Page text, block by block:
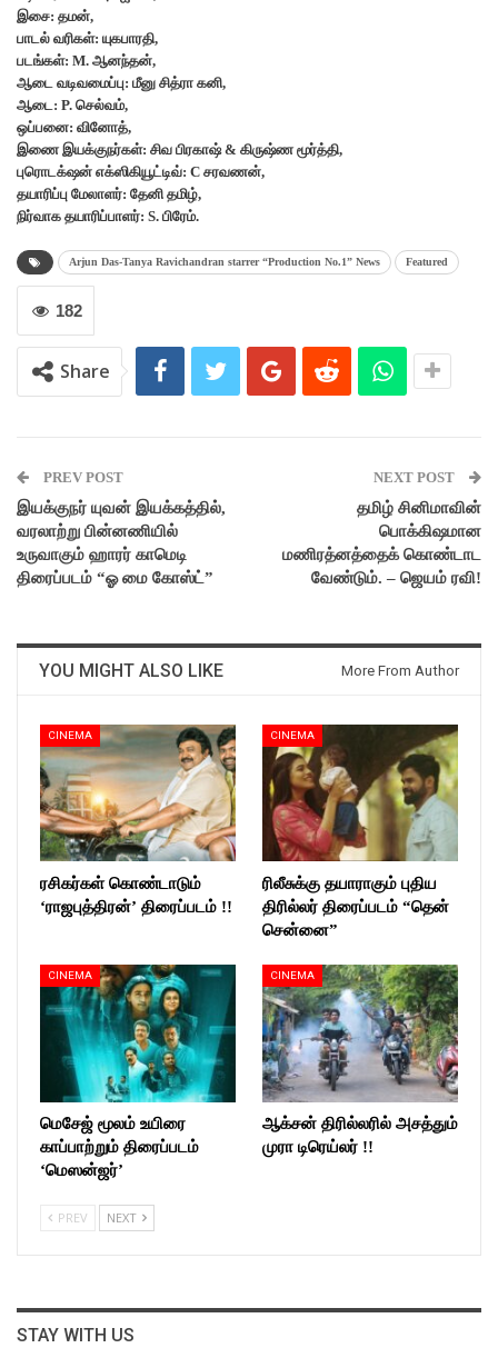
இசை: தமன்,
பாடல் வரிகள்: யுகபாரதி,
படங்கள்: M. ஆனந்தன்,
ஆடை வடிவமைப்பு: மீனு சித்ரா கனி,
ஆடை: P. செல்வம்,
ஒப்பனை: வினோத்,
இணை இயக்குநர்கள்: சிவ பிரகாஷ் & கிருஷ்ண மூர்த்தி,
புரொடக்‌ஷன் எக்ஸிகியூட்டிவ்: C சரவணன்,
தயாரிப்பு மேலாளர்: தேனி தமிழ்,
நிர்வாக தயாரிப்பாளர்: S. பிரேம்.
Arjun Das-Tanya Ravichandran starrer “Production No.1” News Featured
182
Share
PREV POST
இயக்குநர் யுவன் இயக்கத்தில்,
வரலாற்று பின்னணியில்
உருவாகும் ஹாரர் காமெடி
திரைப்படம் “ஓ மை கோஸ்ட்”
NEXT POST
தமிழ் சினிமாவின்
பொக்கிஷமான
மணிரத்னத்தைக் கொண்டாட
வேண்டும். – ஜெயம் ரவி!
YOU MIGHT ALSO LIKE More From Author
CINEMA
ரசிகர்கள் கொண்டாடும்
‘ராஜபுத்திரன்’ திரைப்படம் !!
CINEMA
ரிலீசுக்கு தயாராகும் புதிய
திரில்லர் திரைப்படம் “தென்
சென்னை”
CINEMA
மெசேஜ் மூலம் உயிரை
காப்பாற்றும் திரைப்படம்
‘மெஸன்ஜர்’
CINEMA
ஆக்சன் திரில்லரில் அசத்தும்
முரா டிரெய்லர் !!
PREV NEXT
STAY WITH US